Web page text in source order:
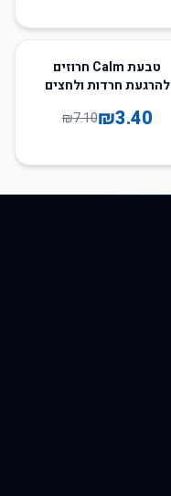
טבעת Calm חרוזים
להרגעת חרדות ולחצים
₪3.40
₪7.10